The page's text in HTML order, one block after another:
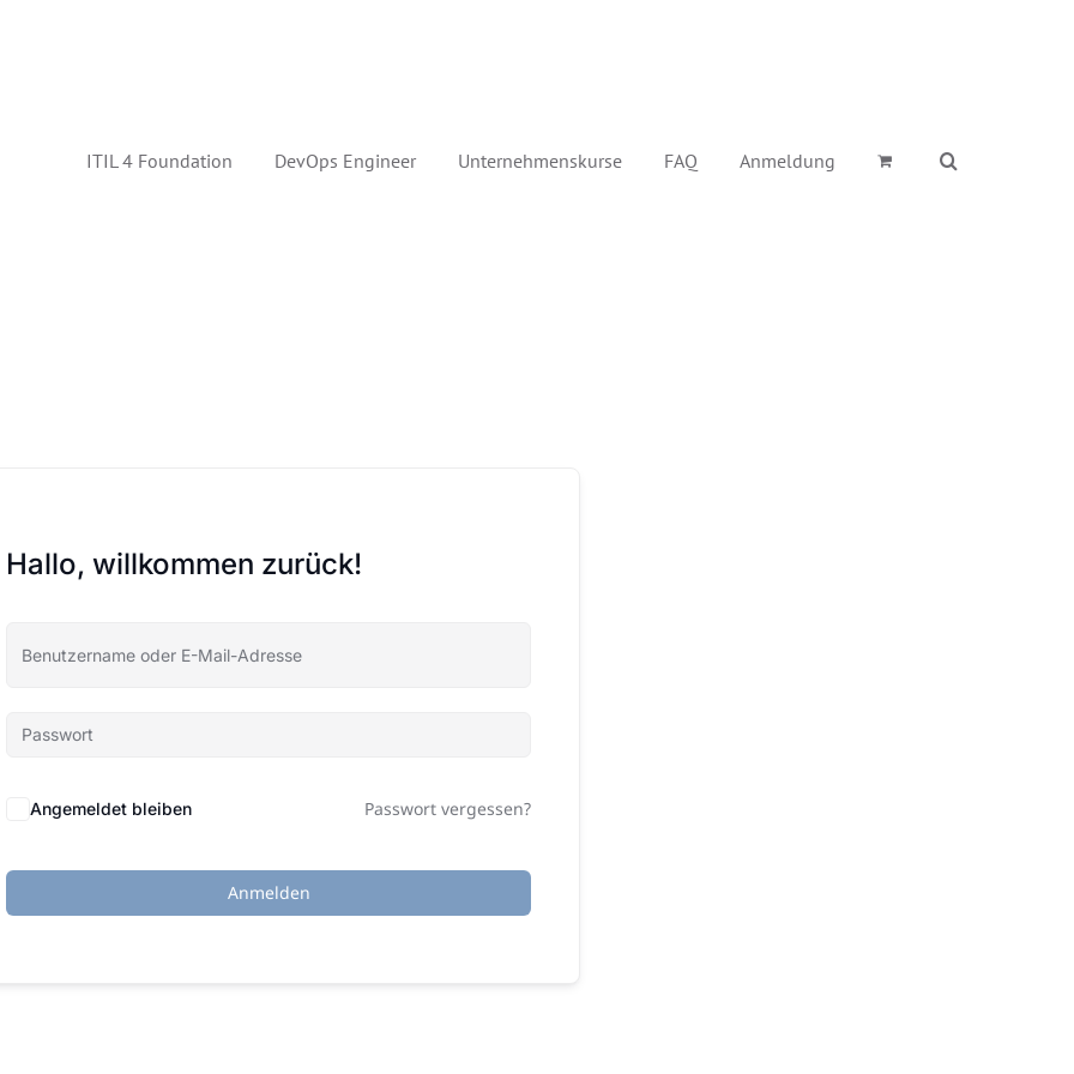
ITIL 4 Foundation DevOps Engineer Unternehmenskurse FAQ Anmeldung
Hallo, willkommen zurück!
Angemeldet bleiben Passwort vergessen?
Anmelden